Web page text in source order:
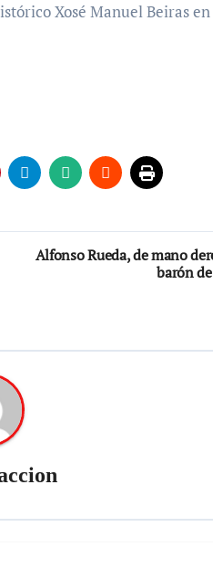
Xosé Manuel Beiras en
Alfonso Rueda, de mano
barón